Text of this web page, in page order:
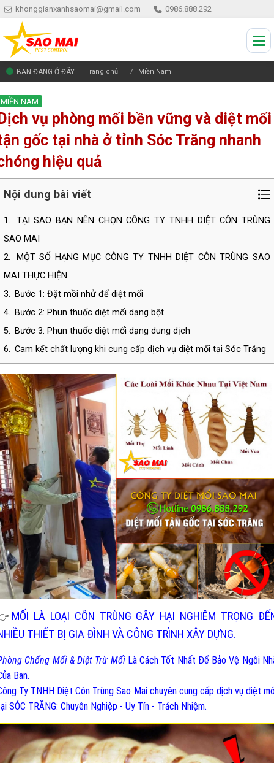
khonggianxanhsaomai@gmail.com 0986.888.292
BẠN ĐANG Ở ĐÂY Trang chủ Miền Nam
MIỀN NAM
vụ phòng mối bền vững và diệt mối
gốc tại nhà ở tỉnh Sóc Trăng nhanh
hiệu quả
Nội dung bài viết
1.
TẠI SAO BẠN NÊN CHỌN CÔNG TY TNHH DIỆT CÔN TRÙNG
SAO MAI
2.
MỘT SỐ HẠNG MỤC CÔNG TY TNHH DIỆT CÔN TRÙNG SAO
MAI THỰC HIỆN
3. Bước 1: Đặt mồi nhử để diệt mối
4. Bước 2: Phun thuốc diệt mối dạng bột
5. Bước 3: Phun thuốc diệt mối dạng dung dịch
6. Cam kết chất lượng khi cung cấp dịch vụ diệt mối tại Sóc Trăng
MAI
MỐI LÀ LOẠI CÔN TRÙNG GÂY HẠI NGHIÊM TRỌNG
THIẾT BỊ GIA ĐÌNH VÀ CÔNG TRÌNH XÂY DỰNG.
Chống Mối & Diệt Trừ MốiLà Cách Tốt Nhất Để Bảo Vệ Ngôi
Bạn.
Ty TNHH Diệt Côn Trùng Sao Mai chuyên cung cấp dịch vụ diệt
SÓC TRĂNG: Chuyên Nghiệp - Uy Tín - Trách Nhiệm.